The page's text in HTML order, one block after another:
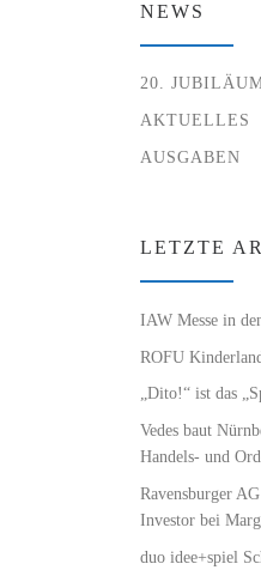
NEWS
20.
AKTUELLES
AUSGABEN
LETZTE
IAW Messe in
ROFU
„Dito!“ ist das
Vedes baut
Handels- und
Ravensburger
Investor bei
duo idee+spiel